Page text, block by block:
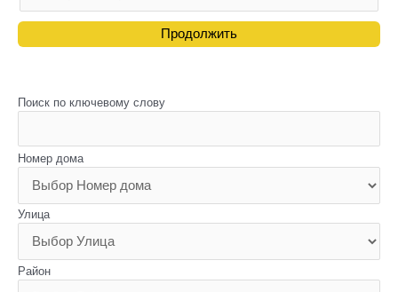
Поиск по ключевому слову
Номер дома
Улица
Район